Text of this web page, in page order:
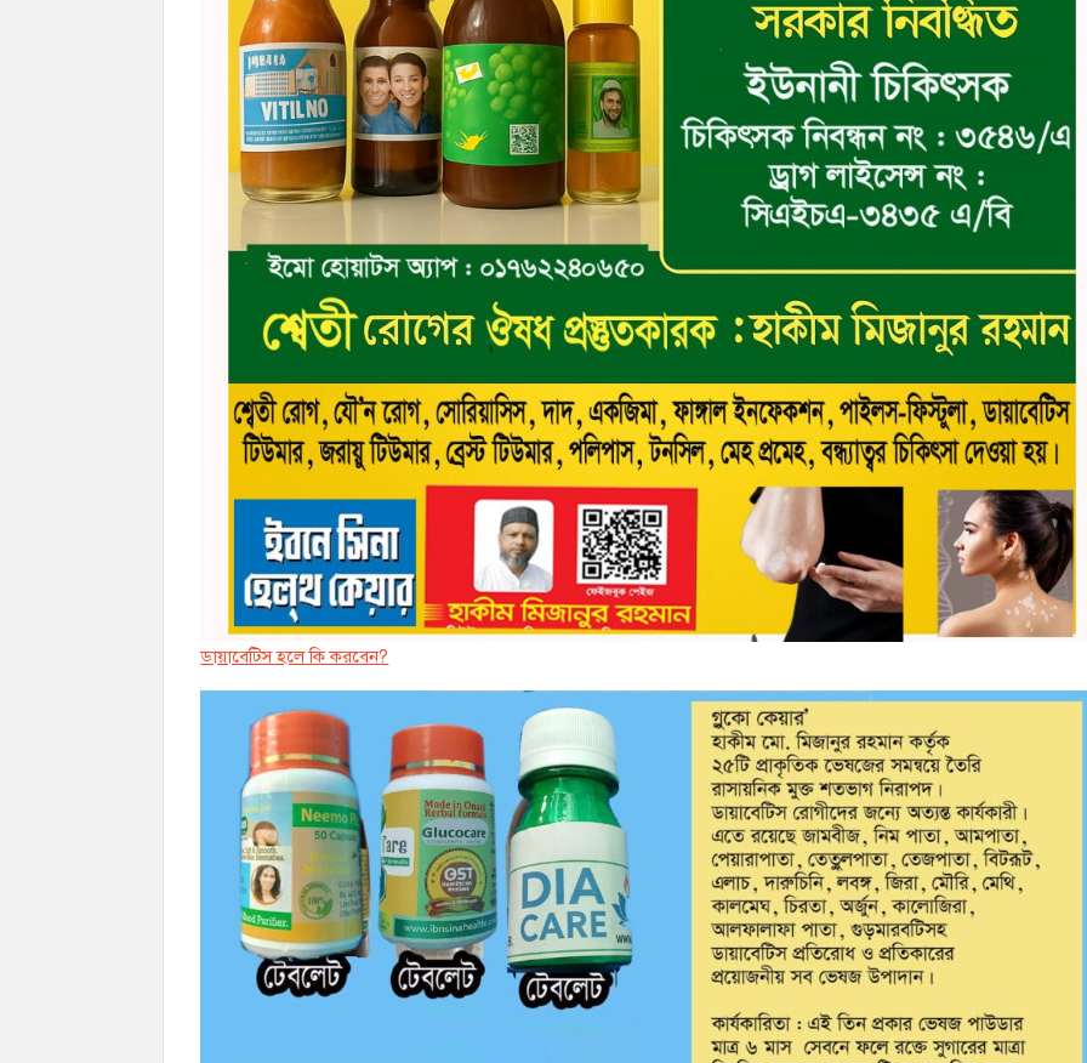
ডায়াবেট্সি হলে কি করবেন?